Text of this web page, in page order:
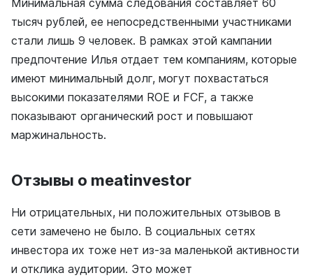
Минимальная сумма следования составляет 60
тысяч рублей, ее непосредственными участниками
стали лишь 9 человек. В рамках этой кампании
предпочтение Илья отдает тем компаниям, которые
имеют минимальный долг, могут похвастаться
высокими показателями ROE и FCF, а также
показывают органический рост и повышают
маржинальность.
Отзывы о meatinvestor
Ни отрицательных, ни положительных отзывов в
сети замечено не было. В социальных сетях
инвестора их тоже нет из-за маленькой активности
и отклика аудитории. Это может